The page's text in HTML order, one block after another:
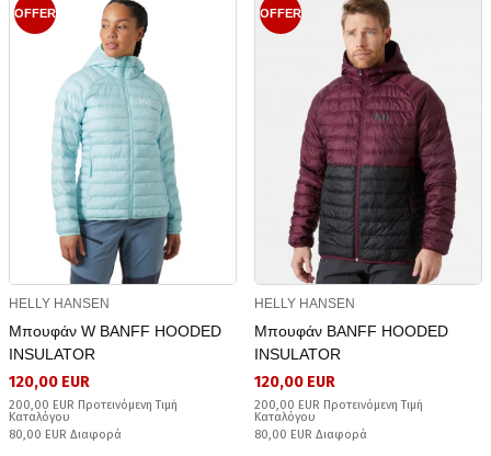
OFFER
HELLY HANSEN
Μπουφάν W BANFF HOODED
INSULATOR
120,00 EUR
200,00 EUR Προτεινόμενη Τιμή
Καταλόγου
80,00 EUR Διαφορά
OFFER
HELLY HANSEN
Μπουφάν BANFF HOODED
INSULATOR
120,00 EUR
200,00 EUR Προτεινόμενη Τιμή
Καταλόγου
80,00 EUR Διαφορά